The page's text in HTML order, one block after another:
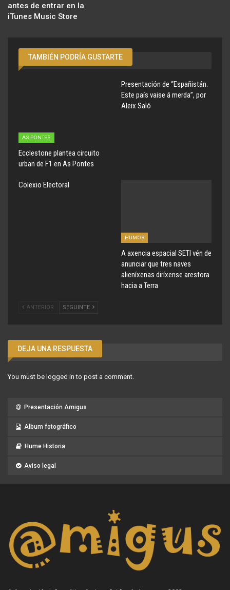
antes de entrar en la
iTunes Music Store
TAMBIÉN PODRÍA GUSTARTE
AS PONTES
Ecclestone plantea circuito
urban de F1 en As Pontes
Presentación de “Españistán.
Este país vaise á merda”, por
Aleix Saló
Colexio Electoral
HUMOR
A axencia espacial SETI vén de
anunciar que tres naves
alieníxenas diríxense arestora
hacia a Terra
ANTERIOR SEGUINTE
DEJA UNA RESPUESTA
You must be logged in to post a comment.
Presentación Amigus
Album fotográfico
Hume Historia
Aviso legal